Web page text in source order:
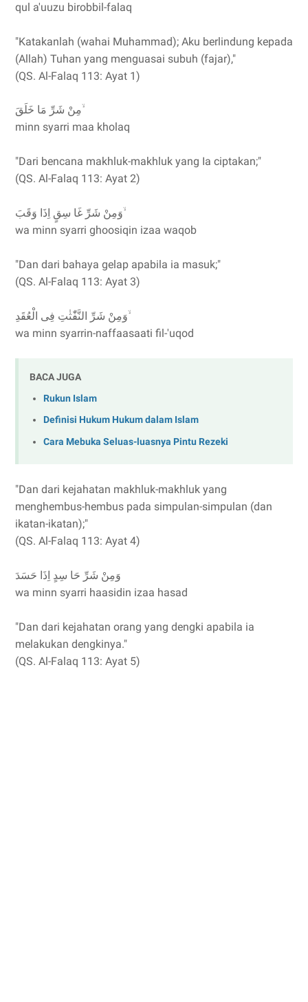
qul a'uuzu birobbil-falaq
"Katakanlah (wahai Muhammad); Aku berlindung kepada
(Allah) Tuhan yang menguasai subuh (fajar),"
(QS. Al-Falaq 113: Ayat 1)
مِنْ شَرِّ مَا خَلَقَ ۙ
minn syarri maa kholaq
"Dari bencana makhluk-makhluk yang Ia ciptakan;"
(QS. Al-Falaq 113: Ayat 2)
وَمِنْ شَرِّ غَا سِقٍ اِذَا وَقَبَ ۙ
wa minn syarri ghoosiqin izaa waqob
"Dan dari bahaya gelap apabila ia masuk;"
(QS. Al-Falaq 113: Ayat 3)
وَمِنْ شَرِّ النَّفّٰثٰتِ فِى الْعُقَدِ ۙ
wa minn syarrin-naffaasaati fil-'uqod
BACA JUGA
Rukun Islam
Definisi Hukum Hukum dalam Islam
Cara Mebuka Seluas-luasnya Pintu Rezeki
"Dan dari kejahatan makhluk-makhluk yang
menghembus-hembus pada simpulan-simpulan (dan
ikatan-ikatan);"
(QS. Al-Falaq 113: Ayat 4)
وَمِنْ شَرِّ حَا سِدٍ اِذَا حَسَدَ
wa minn syarri haasidin izaa hasad
"Dan dari kejahatan orang yang dengki apabila ia
melakukan dengkinya."
(QS. Al-Falaq 113: Ayat 5)